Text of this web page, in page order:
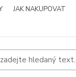
JAK NAKUPOVAT